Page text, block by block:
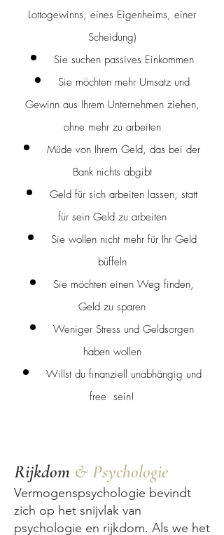
Lottogewinns, eines Eigenheims, einer
Scheidung)
Sie suchen passives Einkommen
Sie möchten mehr Umsatz und
Gewinn aus Ihrem Unternehmen ziehen,
ohne mehr zu arbeiten
Müde von Ihrem Geld, das bei der
Bank nichts abgibt
Geld für sich arbeiten lassen, statt
für sein Geld zu arbeiten
Sie wollen nicht mehr für Ihr Geld
büffeln
Sie möchten einen Weg finden,
Geld zu sparen
Weniger Stress und Geldsorgen
haben wollen
Willst du finanziell unabhängig und
free sein!
Rijkdom & Psychologie
Vermogenspsychologie bevindt
zich op het snijvlak van
psychologie en rijkdom. Als we het